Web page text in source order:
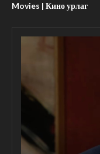
Movies | Кино урлаг